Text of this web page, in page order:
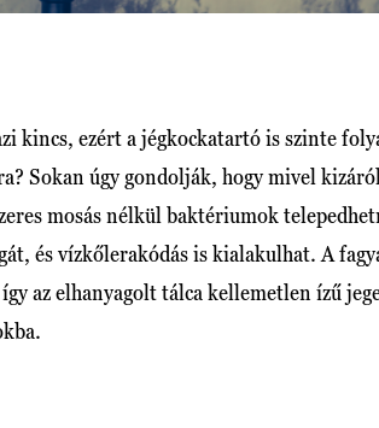
kincs, ezért a jégkockatartó is szinte
Sokan úgy gondolják, hogy mivel
mosás nélkül baktériumok
és vízkőlerakódás is kialakulhat. A
az elhanyagolt tálca kellemetlen ízű